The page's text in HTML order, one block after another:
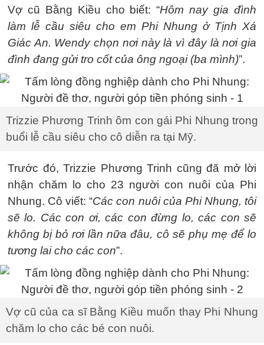
Vợ cũ Bằng Kiều cho biết: “Hôm nay gia đình
làm lễ cầu siêu cho em Phi Nhung ở Tịnh Xá
Giác An. Wendy chọn nơi này là vì đây là nơi gia
đình đang gửi tro cốt của ông ngoại (ba mình)”.
Trizzie Phương Trinh ôm con gái Phi Nhung trong
buổi lễ cầu siêu cho cô diễn ra tại Mỹ.
Trước đó, Trizzie Phương Trinh cũng đã mở lời
nhận chăm lo cho 23 người con nuôi của Phi
Nhung. Cô viết: “Các con nuôi của Phi Nhung, tôi
sẽ lo. Các con ơi, các con đừng lo, các con sẽ
không bị bỏ rơi lần nữa đâu, cô sẽ phụ mẹ để lo
tương lai cho các con”.
Vợ cũ của ca sĩ Bằng Kiều muốn thay Phi Nhung
chăm lo cho các bé con nuôi.